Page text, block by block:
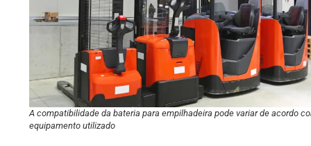
A compatibilidade da bateria para empilhadeira pode variar de acordo
equipamento utilizado